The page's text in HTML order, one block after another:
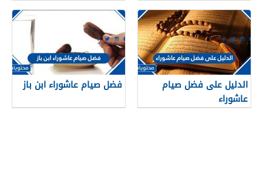
الدليل على فضل صيام
عاشوراء
فضل صيام عاشوراء ابن باز